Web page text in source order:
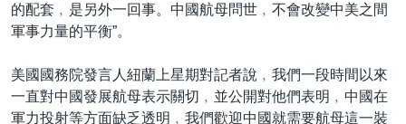
的配套﹐是另外一回事。中國航母問世﹐不會改變中美之間
軍事力量的平衡”。
美國國務院發言人紐蘭上星期對記者說﹐我們一段時間以來
一直對中國發展航母表示關切﹐並公開對他們表明﹐中國在
軍力投射等方面缺乏透明﹐我們歡迎中國就需要航母這一裝